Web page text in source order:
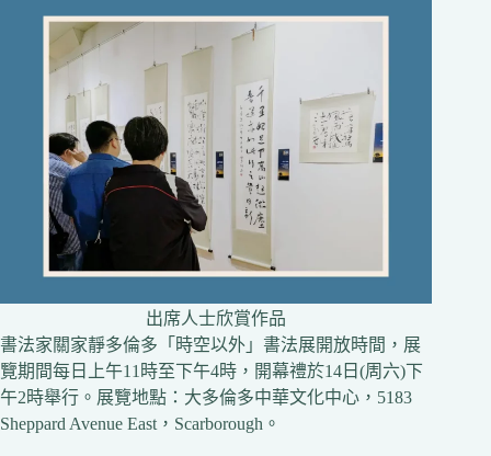
出席人士欣賞作品
書法家關家靜多倫多「時空以外」書法展開放時間，展
覽期間每日上午11時至下午4時，開幕禮於14日(周六)下
午2時舉行。展覽地點：大多倫多中華文化中心，5183
Sheppard Avenue East，Scarborough。